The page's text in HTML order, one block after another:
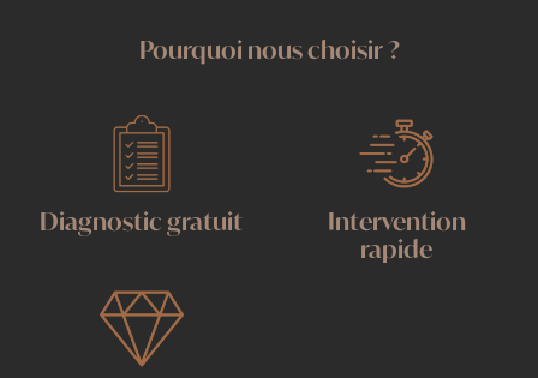
Pourquoi nous choisir ?
Diagnostic gratuit
Intervention
rapide